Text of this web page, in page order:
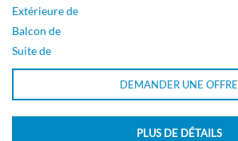
Balcon
Cabine avec vue sur mer
Extérieure de
Balcon de
Suite de
DEMANDER UNE OFFRE
PLUS DE DÉTAILS